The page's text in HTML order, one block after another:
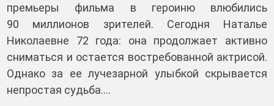
премьеры фильма в героиню влюбились
90 миллионов зрителей. Сегодня Наталье
Николаевне 72 года: она продолжает активно
сниматься и остается востребованной актрисой.
Однако за ее лучезарной улыбкой скрывается
непростая судьба.…